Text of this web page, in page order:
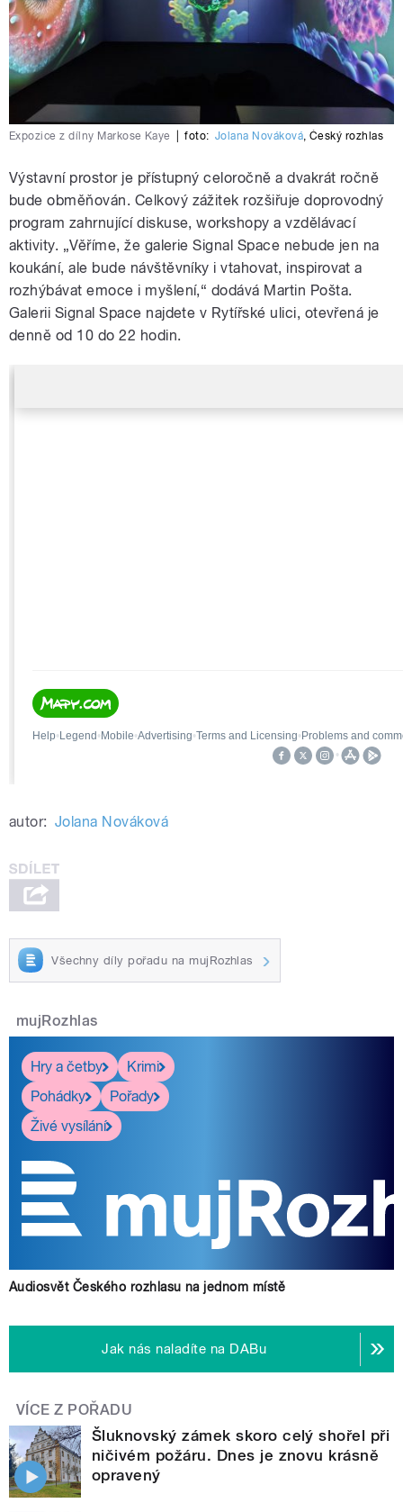
Expozice z dílny Markose Kaye foto: Jolana Nováková, Český rozhlas
Výstavní prostor je přístupný celoročně a dvakrát ročně
bude obměňován. Celkový zážitek rozšiřuje doprovodný
program zahrnující diskuse, workshopy a vzdělávací
aktivity. „Věříme, že galerie Signal Space nebude jen na
koukání, ale bude návštěvníky i vtahovat, inspirovat a
rozhýbávat emoce i myšlení,“ dodává Martin Pošta.
Galerii Signal Space najdete v Rytířské ulici, otevřená je
denně od 10 do 22 hodin.
autor: Jolana Nováková
Všechny díly pořadu na mujRozhlas
mujRozhlas
Hry a četby
Krimi
Pohádky
Pořady
Živé vysílání
Audiosvět Českého rozhlasu na jednom místě
Jak nás naladíte na DABu
VÍCE Z POŘADU
Šluknovský zámek skoro celý shořel při
ničivém požáru. Dnes je znovu krásně
opravený